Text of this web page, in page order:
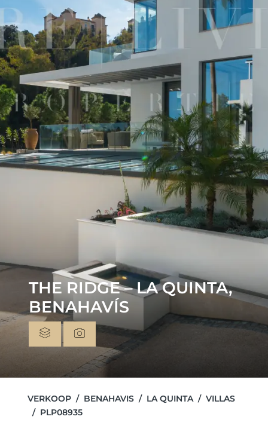
THE RIDGE – LA QUINTA,
BENAHAVÍS
VERKOOP BENAHAVIS LA QUINTA
VILLAS
PLP08935